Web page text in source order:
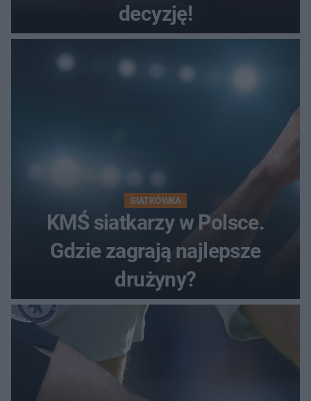
decyzję!
SIATKÓWKA
KMŚ siatkarzy w Polsce.
Gdzie zagrają najlepsze
drużyny?